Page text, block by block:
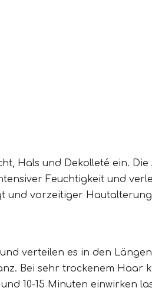
Hals und Dekolleté ein. Die
Feuchtigkeit und
und vorzeitiger Hautalterung
verteilen es in den
Bei sehr trockenem Haar
10-15 Minuten einwirken